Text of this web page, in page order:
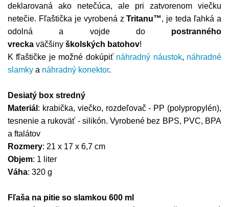
deklarovaná ako netečúca, ale pri zatvorenom viečku
netečie. Fľaštička je vyrobená zTritanu™, je teda ľahká a
odolná a vojde do postranného
vrecka väčšiny školských batohov!
K fľaštičke je možné dokúpiť náhradný náustok, náhradné
slamky a náhradný konektor.
Desiatý box stredný
Materiál : krabička, viečko, rozdeľovač - PP (polypropylén),
tesnenie a rukoväť - silikón. Vyrobené bez BPS, PVC, BPA
a ftalátov
Rozmery: 21 x 17 x 6,7 cm
Objem: 1 liter
Váha: 320 g
Fľaša na pitie so slamkou 600 ml